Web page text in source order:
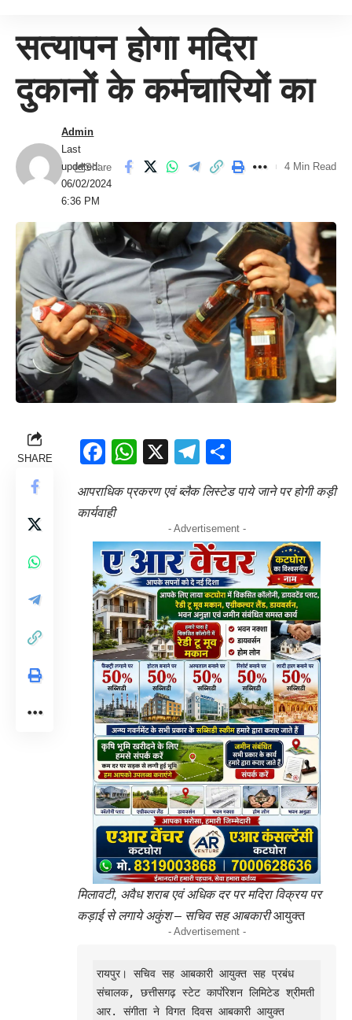
सत्यापन होगा मदिरा
दुकानों के कर्मचारियों का
Last
updated:
06/02/2024
6:36 PM
Admin
Share 4 Min Read
SHARE Facebook
WhatsApp
X Telegram
आपराधिक प्रकरण एवं ब्लैक लिस्टेड पाये जाने पर होगी कड़ी
कार्यवाही
- Advertisement -
मिलावटी, अवैध शराब एवं अधिक दर पर मदिरा विक्रय पर
कड़ाई से लगाये अकुंश – सचिव सह आबकारीआयुक्त
- Advertisement -
रायपुर। सचिव सह आबकारी आयुक्त सह प्रबंध
संचालक, छत्तीसगढ़ स्टेट कार्पाेरेशन लिमिटेड श्रीमती
आर. संगीता ने विगत दिवस आबकारी आयुक्त